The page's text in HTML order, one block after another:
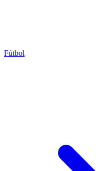
Fútbol